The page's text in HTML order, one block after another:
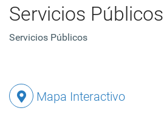
Servicios Públicos
Servicios Públicos
Mapa Interactivo